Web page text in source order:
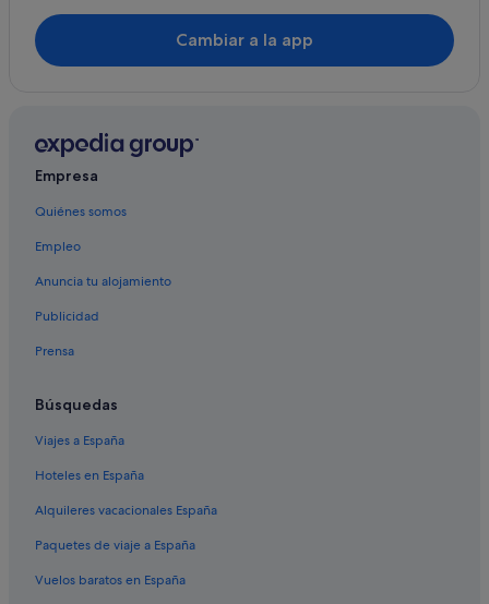
Cambiar a la app
Empresa
Quiénes somos
Empleo
Anuncia tu alojamiento
Publicidad
Prensa
Búsquedas
Viajes a España
Hoteles en España
Alquileres vacacionales España
Paquetes de viaje a España
Vuelos baratos en España